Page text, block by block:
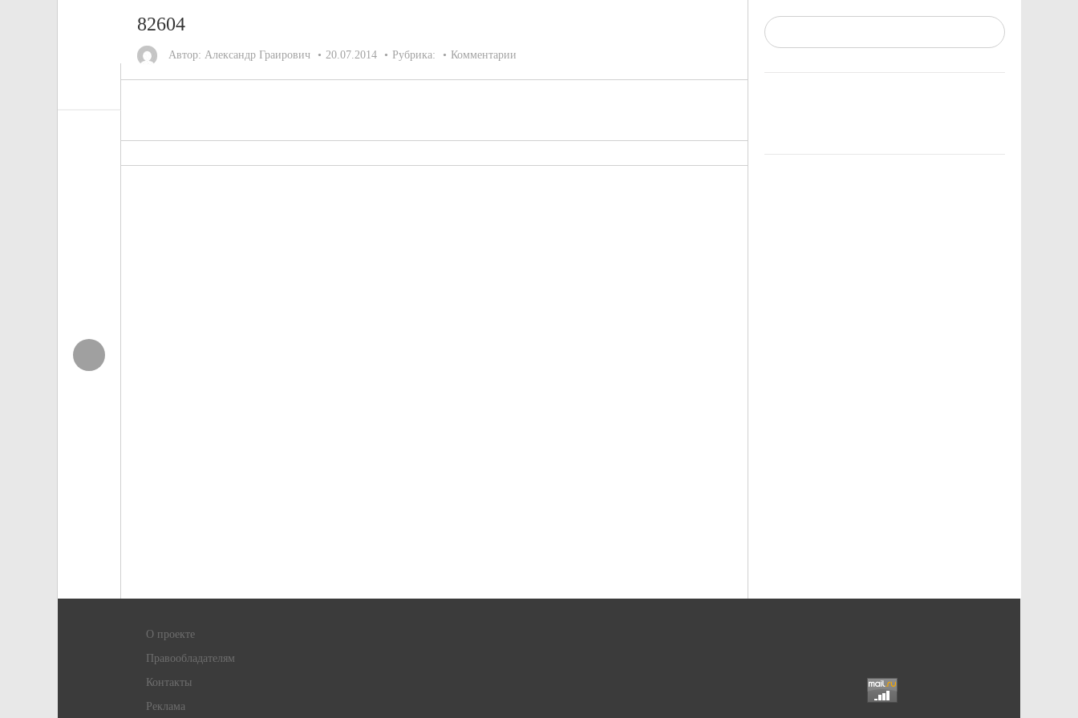
82604
Автор: Александр Граирович 20.07.2014 Рубрика: Комментарии
О проекте
Правообладателям
Контакты
Реклама